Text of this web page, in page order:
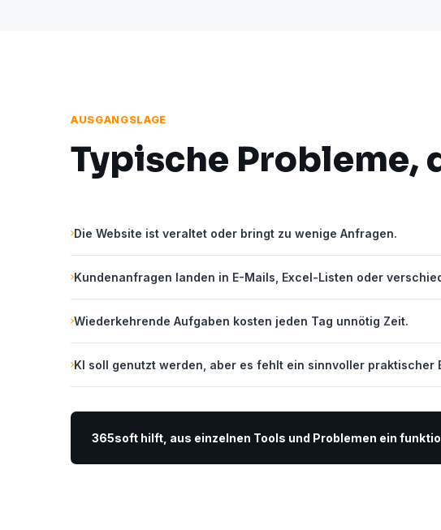
AUSGANGSLAGE
Typische Probleme,
Die Website ist veraltet oder bringt zu wenige Anfragen.
Kundenanfragen landen in E-Mails, Excel-Listen oder
Wiederkehrende Aufgaben kosten jeden Tag unnötig Zeit.
KI soll genutzt werden, aber es fehlt ein sinnvoller praktischer
365soft hilft, aus einzelnen Tools und Problemen ein